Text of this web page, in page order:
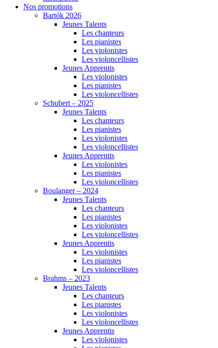
Nos promotions
Bartók 2026
Jeunes Talents
Les chanteurs
Les pianistes
Les violonistes
Les violoncellistes
Jeunes Apprentis
Les violonistes
Les pianistes
Les violoncellistes
Schubert – 2025
Jeunes Talents
Les chanteurs
Les pianistes
Les violonistes
Les violoncellistes
Jeunes Apprentis
Les violonistes
Les pianistes
Les violoncellistes
Boulanger – 2024
Jeunes Talents
Les chanteurs
Les pianistes
Les violonistes
Les violoncellistes
Jeunes Apprentis
Les violonistes
Les pianistes
Les violoncellistes
Brahms – 2023
Jeunes Talents
Les chanteurs
Les pianistes
Les violonistes
Les violoncellistes
Jeunes Apprentis
Les violonistes